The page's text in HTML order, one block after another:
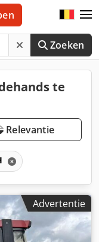
Zoeken
te
Relevantie
Advertentie